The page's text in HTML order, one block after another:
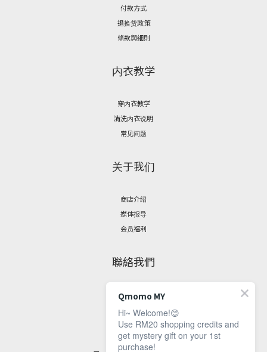
付款方式
退换货政策
條款與細則
内衣教学
穿内衣教学
清洗内衣说明
常见问题
关于我们
商店介绍
媒体报导
会员福利
聯絡我們
脸书专页
联繫资讯
客服时间：
Qmomo MY
Hi~ Welcome!😊
Use RM20 shopping credits and
get mystery gift on your 1st
purchase!